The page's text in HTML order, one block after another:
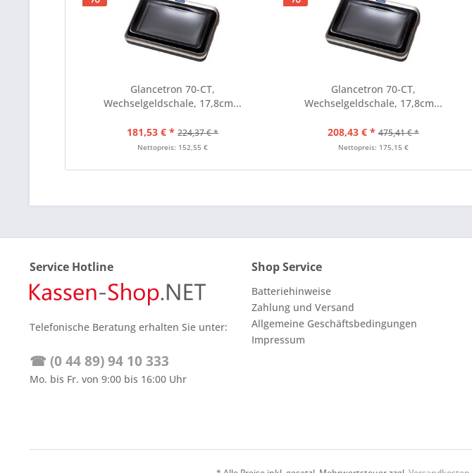
Glancetron 70-CT,
Wechselgeldschale, 17,8cm...
181,53 € * 224,37 € *
Nettopreis: 152,55 €
Glancetron 70-CT,
Wechselgeldschale, 17,8cm...
208,43 € * 475,41 € *
Nettopreis: 175,15 €
Service Hotline
Telefonische Beratung erhalten Sie unter:
☎ (0 44 89) 94 10 333
Mo. bis Fr. von 9:00 bis 16:00 Uhr
Shop Service
Batteriehinweise
Zahlung und Versand
Allgemeine Geschäftsbedingungen
Impressum